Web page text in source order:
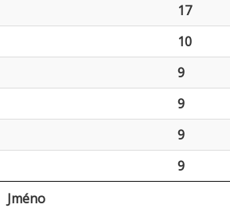
17
10
9
9
9
9
Jméno